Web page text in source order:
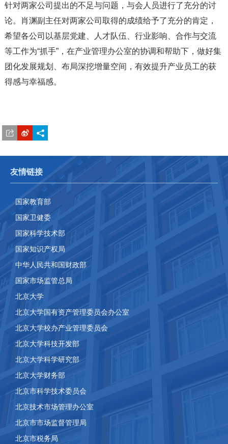
针对两家公司提出的不足与问题，与会人员进行了充分的讨
论。肖渊副主任对两家公司取得的成绩给予了充分的肯定，
希望各公司以基层党建、人才队伍、行业影响、合作与交流
等工作为“抓手”，在产业管理办公室的协调和帮助下，做好集
团化发展规划、布局深挖增量空间，有效提升产业员工的获
得感与幸福感。
友情链接
国家教育部
国家卫健委
国家科学技术部
国家知识产权局
中华人民共和国财政部
国家市场监管总局
北京大学
北京大学国有资产管理委员会办公室
北京大学校办产业管理委员会
北京大学科技开发部
北京大学科学研究部
北京大学财务部
北京市科学技术委员会
北京技术市场管理办公室
北京市市场监督管理局
北京市税务局